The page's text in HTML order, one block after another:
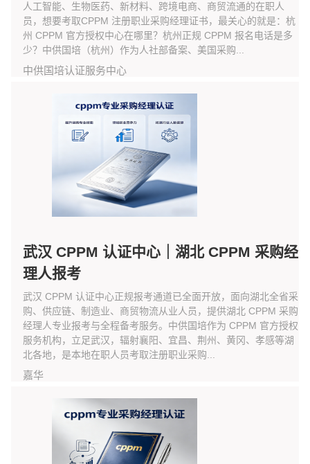
人工智能、生物医药、新材料、跨境电商、商贸流通的在职人
员，想要考取CPPM 注册职业采购经理证书，最关心的就是：杭
州 CPPM 官方授权中心在哪里？杭州正规 CPPM 报名电话是多
少？中供国培（杭州）作为人社部备案、美国采购...
中供国培认证服务中心
武汉 CPPM 认证中心｜湖北 CPPM 采购经
理人报考
武汉 CPPM 认证中心正规报考通道已全面开放，面向湖北全省采
购、供应链、制造业、商贸物流从业人员，提供湖北 CPPM 采购
经理人专业报考与全程备考服务。中供国培作为 CPPM 官方授权
服务机构，立足武汉，辐射襄阳、宜昌、荆州、黄冈、孝感等湖
北各地，是本地在职人员考取注册职业采购...
嘉华